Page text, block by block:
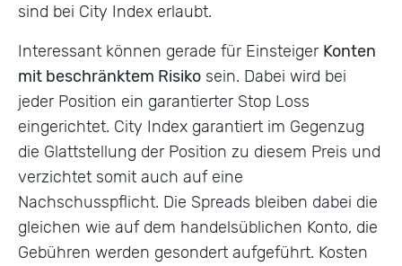
sind bei City Index erlaubt.
Interessant können gerade für Einsteiger Konten
mit beschränktem Risiko sein. Dabei wird bei
jeder Position ein garantierter Stop Loss
eingerichtet. City Index garantiert im Gegenzug
die Glattstellung der Position zu diesem Preis und
verzichtet somit auch auf eine
Nachschusspflicht. Die Spreads bleiben dabei die
gleichen wie auf dem handelsüblichen Konto, die
Gebühren werden gesondert aufgeführt. Kosten